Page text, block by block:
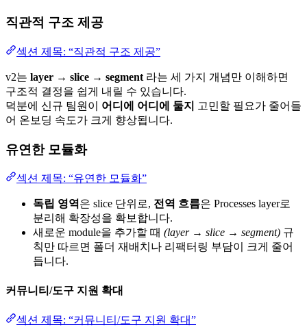
직관적 구조 제공
섹션 제목: “직관적 구조 제공”
v2는 layer → slice → segment 라는 세 가지 개념만 이해하면
구조적 결정을 쉽게 내릴 수 있습니다.
덕분에 신규 팀원이 어디에 어디에 둘지
고민할 필요가 줄어들
어 온보딩 속도가 크게 향상됩니다.
유연한 모듈화
섹션 제목: “유연한 모듈화”
독립 영역은 slice 단위로, 전역 흐름은 Processes layer로
분리해 확장성을 확보합니다.
새로운 module을 추가할 때 (layer → slice → segment) 규
칙만 따르면 폴더 재배치나 리팩터링 부담이 크게 줄어
듭니다.
커뮤니티/도구 지원 확대
섹션 제목: “커뮤니티/도구 지원 확대”